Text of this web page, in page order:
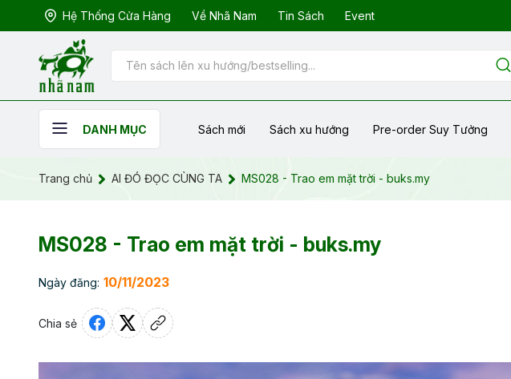
Hệ Thống Cửa Hàng Về Nhã Nam Tin Sách Event
DANH MỤC Sách mới Sách xu hướng Pre-order Suy Tưởng
Trang chủ AI ĐÓ ĐỌC CÙNG TA MS028 - Trao em mặt trời - buks.my
MS028 - Trao em mặt trời - buks.my
Ngày đăng: 10/11/2023
Chia sẻ